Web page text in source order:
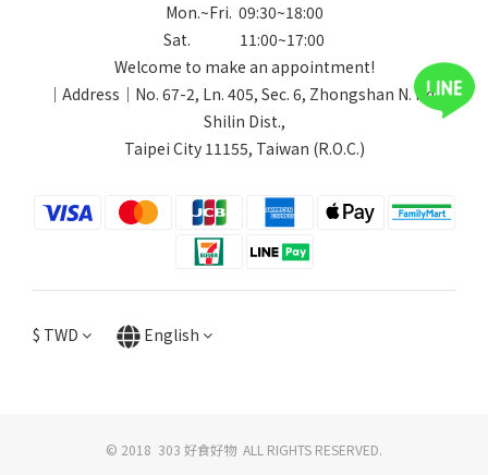
Mon.~Fri. 09:30~18:00
Sat. 11:00~17:00
Welcome to make an appointment!
｜Address｜No. 67-2, Ln. 405, Sec. 6, Zhongshan N. Rd.,
Shilin Dist.,
Taipei City 11155, Taiwan (R.O.C.)
$ TWD English
© 2018 303 好食好物 ALL RIGHTS RESERVED.